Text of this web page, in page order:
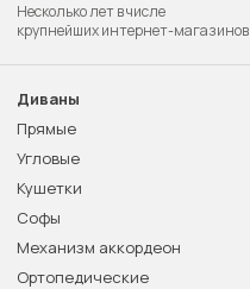
Несколько лет в числе
крупнейших интернет-магазинов
Диваны
Прямые
Угловые
Кушетки
Софы
Механизм аккордеон
Ортопедические